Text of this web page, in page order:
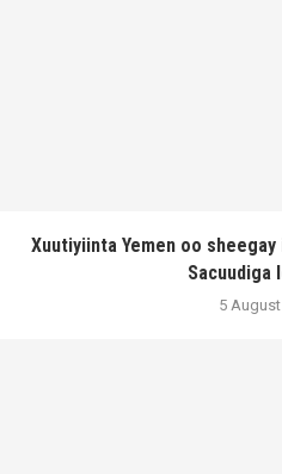
Xuutiyiinta Yemen oo
Sacuudiga
5